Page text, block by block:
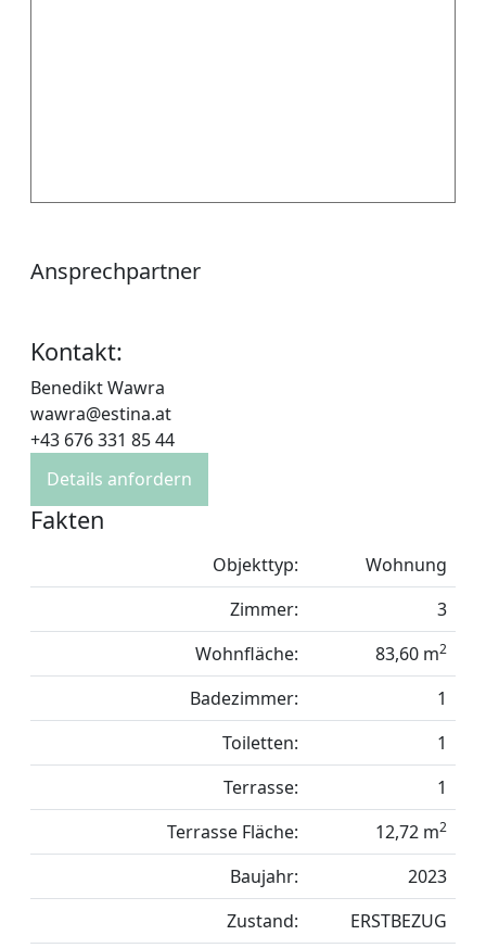
Ansprechpartner
Kontakt:
Benedikt Wawra
wawra@estina.at
+43 676 331 85 44
Details anfordern
Fakten
Objekttyp:
Wohnung
Zimmer:
3
Wohnfläche:
83,60 m2
Badezimmer:
1
Toiletten:
1
Terrasse:
1
Terrasse Fläche:
12,72 m2
Baujahr:
2023
Zustand:
ERSTBEZUG